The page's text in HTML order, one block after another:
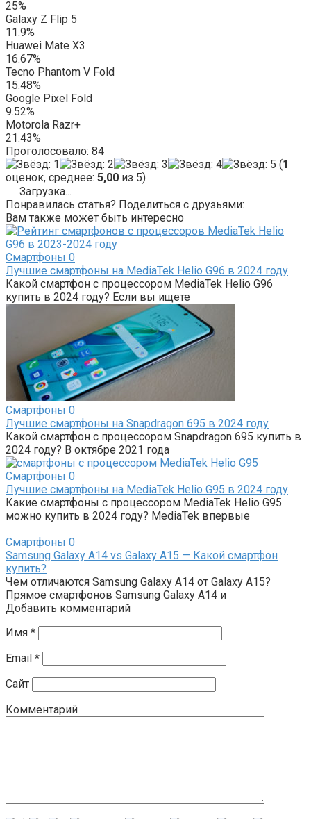
25%
Galaxy Z Flip 5
11.9%
Huawei Mate X3
16.67%
Tecno Phantom V Fold
15.48%
Google Pixel Fold
9.52%
Motorola Razr+
21.43%
Проголосовало: 84
(1
оценок, среднее: 5,00 из 5)
Загрузка...
Понравилась статья? Поделиться с друзьями:
Вам также может быть интересно
Смартфоны 0
Лучшие смартфоны на MediaTek Helio G96 в 2024 году
Какой смартфон с процессором MediaTek Helio G96
купить в 2024 году? Если вы ищете
Смартфоны 0
Лучшие смартфоны на Snapdragon 695 в 2024 году
Какой смартфон с процессором Snapdragon 695 купить в
2024 году? В октябре 2021 года
Смартфоны 0
Лучшие смартфоны на MediaTek Helio G95 в 2024 году
Какие смартфоны с процессором MediaTek Helio G95
можно купить в 2024 году? MediaTek впервые
Смартфоны 0
Samsung Galaxy A14 vs Galaxy A15 — Какой смартфон
купить?
Чем отличаются Samsung Galaxy A14 от Galaxy A15?
Прямое смартфонов Samsung Galaxy A14 и
Добавить комментарий
Имя *
Email *
Сайт
Комментарий